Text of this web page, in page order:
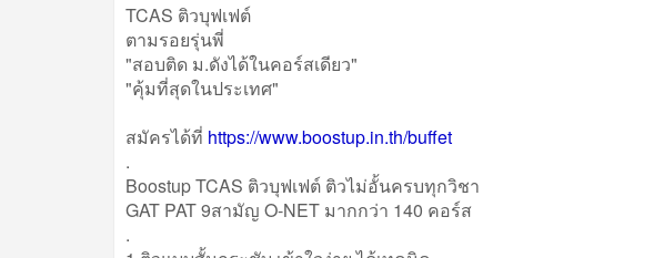
TCAS ติวบุฟเฟต์
ตามรอยรุ่นพี่
"สอบติด ม.ดังได้ในคอร์สเดียว"
"คุ้มที่สุดในประเทศ"
สมัครได้ที่ https://www.boostup.in.th/buffet
.
Boostup TCAS ติวบุฟเฟต์ ติวไม่อั้นครบทุกวิชา
GAT PAT 9สามัญ O-NET มากกว่า 140 คอร์ส
.